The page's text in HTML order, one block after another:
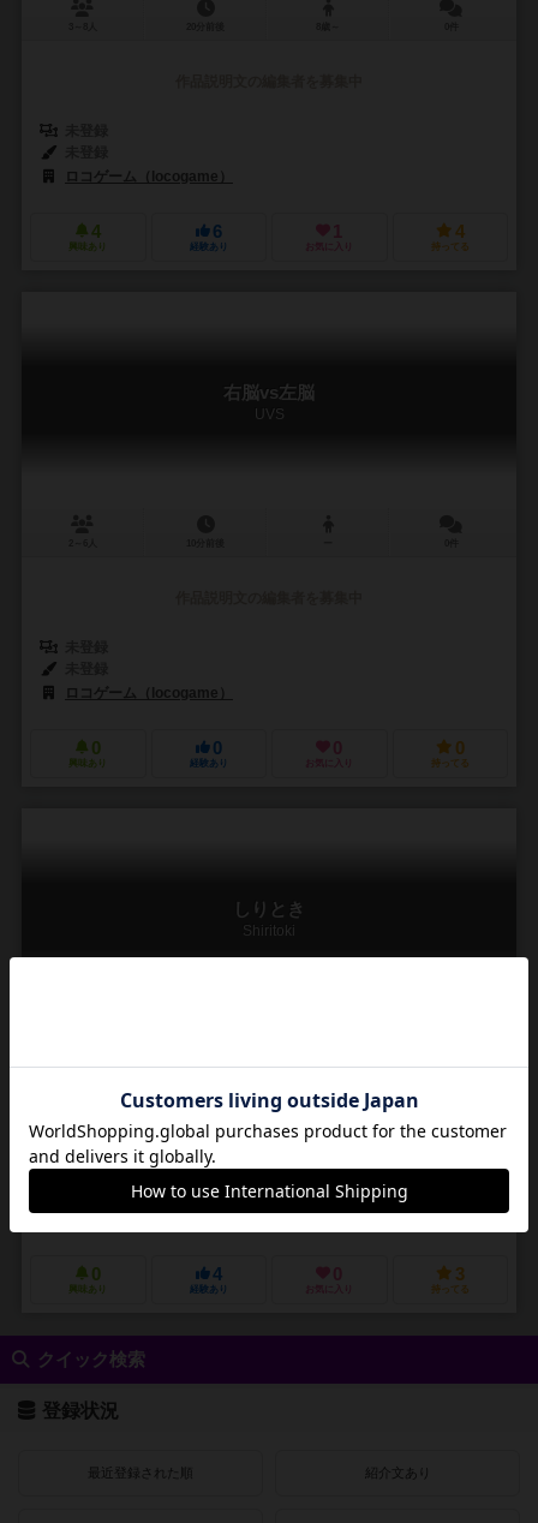
ロコゲーム（locogame）
4
興味あり
6
経験あり
1
お気に入り
4
持ってる
右脳vs左脳
UVS
ロコゲーム（locogame）
0
興味あり
0
経験あり
0
お気に入り
0
持ってる
しりとき
Shiritoki
作品説明文の編集者を募集中
TORU II
ナツメ ミホ（Miho Natsume）
ロコゲーム（locogame）
0
興味あり
4
経験あり
0
お気に入り
3
持ってる
クイック検索
登録状況
最近登録された順 紹介文あり